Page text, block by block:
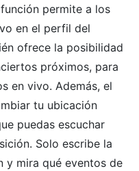
permite a los
en el perfil del
ofrece la posibilidad
próximos, para
en vivo. Además, el
tu ubicación
puedas escuchar
Solo escribe la
y mira qué eventos de